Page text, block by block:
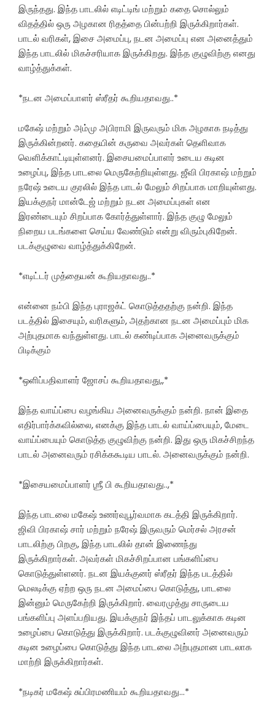
இருந்தது. இந்த பாடலில் எடிட்டிங் மற்றும் கதை சொல்லும்
விதத்தில் ஒரு அழகான ரிதத்தை பின்பற்றி இருக்கிறார்கள்.
பாடல் வரிகள், இசை அமைப்பு, நடன அமைப்பு என அனைத்தும்
இந்த பாடலில் மிகச்சரியாக இருக்கிறது. இந்த குழுவிற்கு எனது
வாழ்த்துக்கள்.
*நடன அமைப்பாளர் ஸ்ரீதர் கூறியதாவது..*
மகேஷ் மற்றும் அம்மு அபிராமி இருவரும் மிக அழகாக நடித்து
இருக்கின்றனர். கதையின் கருவை அவர்கள் தெளிவாக
வெளிக்காட்டியுள்ளனர். இசையமைப்பாளர் உடைய கடின
உழைப்பு, இந்த பாடலை மெருகேற்றியுள்ளது. ஜீவி பிரகாஷ் மற்றும்
நரேஷ் உடைய குரலில் இந்த பாடல் மேலும் சிறப்பாக மாறியுள்ளது.
இயக்குநர் மான்டேஜ் மற்றும் நடன அமைப்புகள் என
இரண்டையும் சிறப்பாக கோர்த்துள்ளார். இந்த குழு மேலும்
நிறைய படங்களை செய்ய வேண்டும் என்று விரும்புகிறேன்.
படக்குழுவை வாழ்த்துக்கிறேன்.
*எடிட்டர் முத்தையன் கூறியதாவது..*
என்னை நம்பி இந்த புராஜக்ட் கொடுத்ததற்கு நன்றி. இந்த
படத்தில் இசையும், வரிகளும், அதற்கான நடன அமைப்பும் மிக
அற்புதமாக வந்துள்ளது. பாடல் கண்டிப்பாக அனைவருக்கும்
பிடிக்கும்
*ஒளிப்பதிவாளர் ஜோசப் கூறியதாவது,,*
இந்த வாய்ப்பை வழங்கிய அனைவருக்கும் நன்றி. நான் இதை
எதிர்பார்க்கவில்லை, எனக்கு இந்த பாடல் வாய்ப்பையும், மேடை
வாய்ப்பையும் கொடுத்த குழுவிற்கு நன்றி. இது ஒரு மிகச்சிறந்த
பாடல் அனைவரும் ரசிக்ககூடிய பாடல். அனைவருக்கும் நன்றி.
*இசையமைப்பாளர் ஶ்ரீ பி கூறியதாவது..,*
இந்த பாடலை மகேஷ் உணர்வுபூர்வமாக கடத்தி இருக்கிறார்.
ஜிவி பிரகாஷ் சார் மற்றும் நரேஷ் இருவரும் மெர்சல் அரசன்
பாடலிற்கு பிறகு, இந்த பாடலில் தான் இணைந்து
இருக்கிறார்கள். அவர்கள் மிகச்சிறப்பான பங்களிப்பை
கொடுத்துள்ளனர். நடன இயக்குனர் ஸ்ரீதர் இந்த படத்தில்
மெலடிக்கு ஏற்ற ஒரு நடன அமைப்பை கொடுத்து, பாடலை
இன்னும் மெருகேற்றி இருக்கிறார். வைரமுத்து சாருடைய
பங்களிப்பு அளப்பறியது. இயக்குநர் இந்தப் பாடலுக்காக கடின
உழைப்பை கொடுத்து இருக்கிறார். படக்குழுவினர் அனைவரும்
கடின உழைப்பை கொடுத்து இந்த பாடலை அற்புதமான பாடலாக
மாற்றி இருக்கிறார்கள்.
*நடிகர் மகேஷ் சுப்பிரமணியம் கூறியதாவது…*